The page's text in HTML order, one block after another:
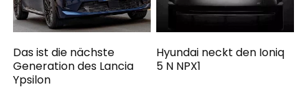
Das ist die nächste
Generation des Lancia
Ypsilon
Hyundai neckt den Ioniq
5 N NPX1